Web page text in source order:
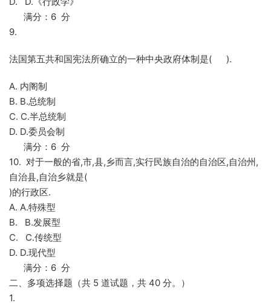
满分：6 分
9.
法国第五共和国宪法所确立的一种中央政府体制是( ).
A. 内阁制
B. B.总统制
C. C.半总统制
D. D.委员会制
满分：6 分
10. 对于一般的省,市,县,乡而言,实行民族自治的自治区,自治州,
自治县,自治乡就是(
)的行政区.
A. A.特殊型
B. B.发展型
C. C.传统型
D. D.现代型
满分：6 分
二、多项选择题（共 5 道试题，共 40 分。）
1.